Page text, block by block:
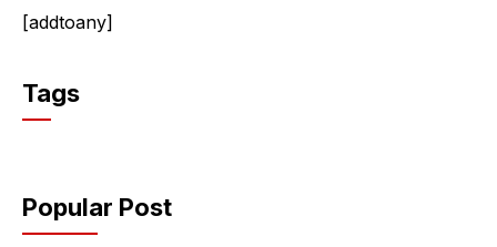
[addtoany]
Tags
Popular Post